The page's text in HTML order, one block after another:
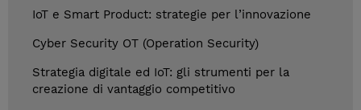
IoT e Smart Product: strategie per l’innovazione
Cyber Security OT (Operation Security)
Strategia digitale ed IoT: gli strumenti per la
creazione di vantaggio competitivo